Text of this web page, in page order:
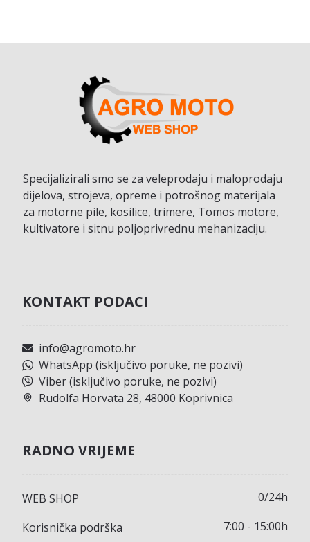
Specijalizirali smo se za veleprodaju i maloprodaju
dijelova, strojeva, opreme i potrošnog materijala
za motorne pile, kosilice, trimere, Tomos motore,
kultivatore i sitnu poljoprivrednu mehanizaciju.
KONTAKT PODACI
info@agromoto.hr
WhatsApp (isključivo poruke, ne pozivi)
Viber (isključivo poruke, ne pozivi)
Rudolfa Horvata 28, 48000 Koprivnica
RADNO VRIJEME
WEB SHOP
0/24h
Korisnička podrška
7:00 - 15:00h